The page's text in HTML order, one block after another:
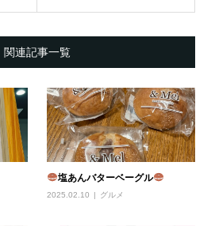
関連記事一覧
塩あんバターベーグル
2025.02.10 グルメ